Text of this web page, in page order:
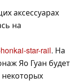
аксессуарах
на
star-rail. На
Яо Гуан будет